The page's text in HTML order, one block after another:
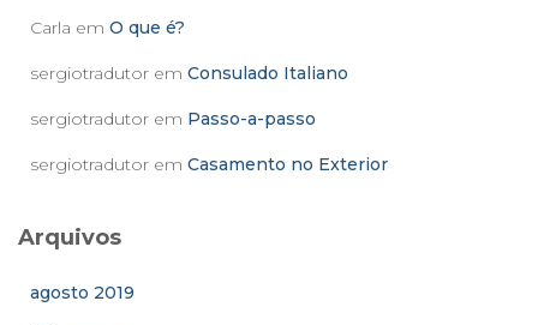
Carla em O que é?
sergiotradutor em Consulado Italiano
sergiotradutor em Passo-a-passo
sergiotradutor em Casamento no Exterior
Arquivos
agosto 2019